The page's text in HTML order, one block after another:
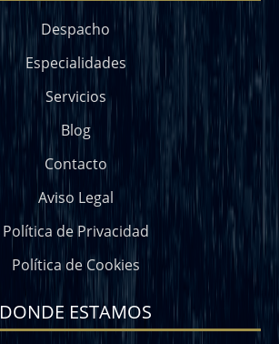
Despacho
Especialidades
Servicios
Blog
Contacto
Aviso Legal
Política de Privacidad
Política de Cookies
DONDE ESTAMOS